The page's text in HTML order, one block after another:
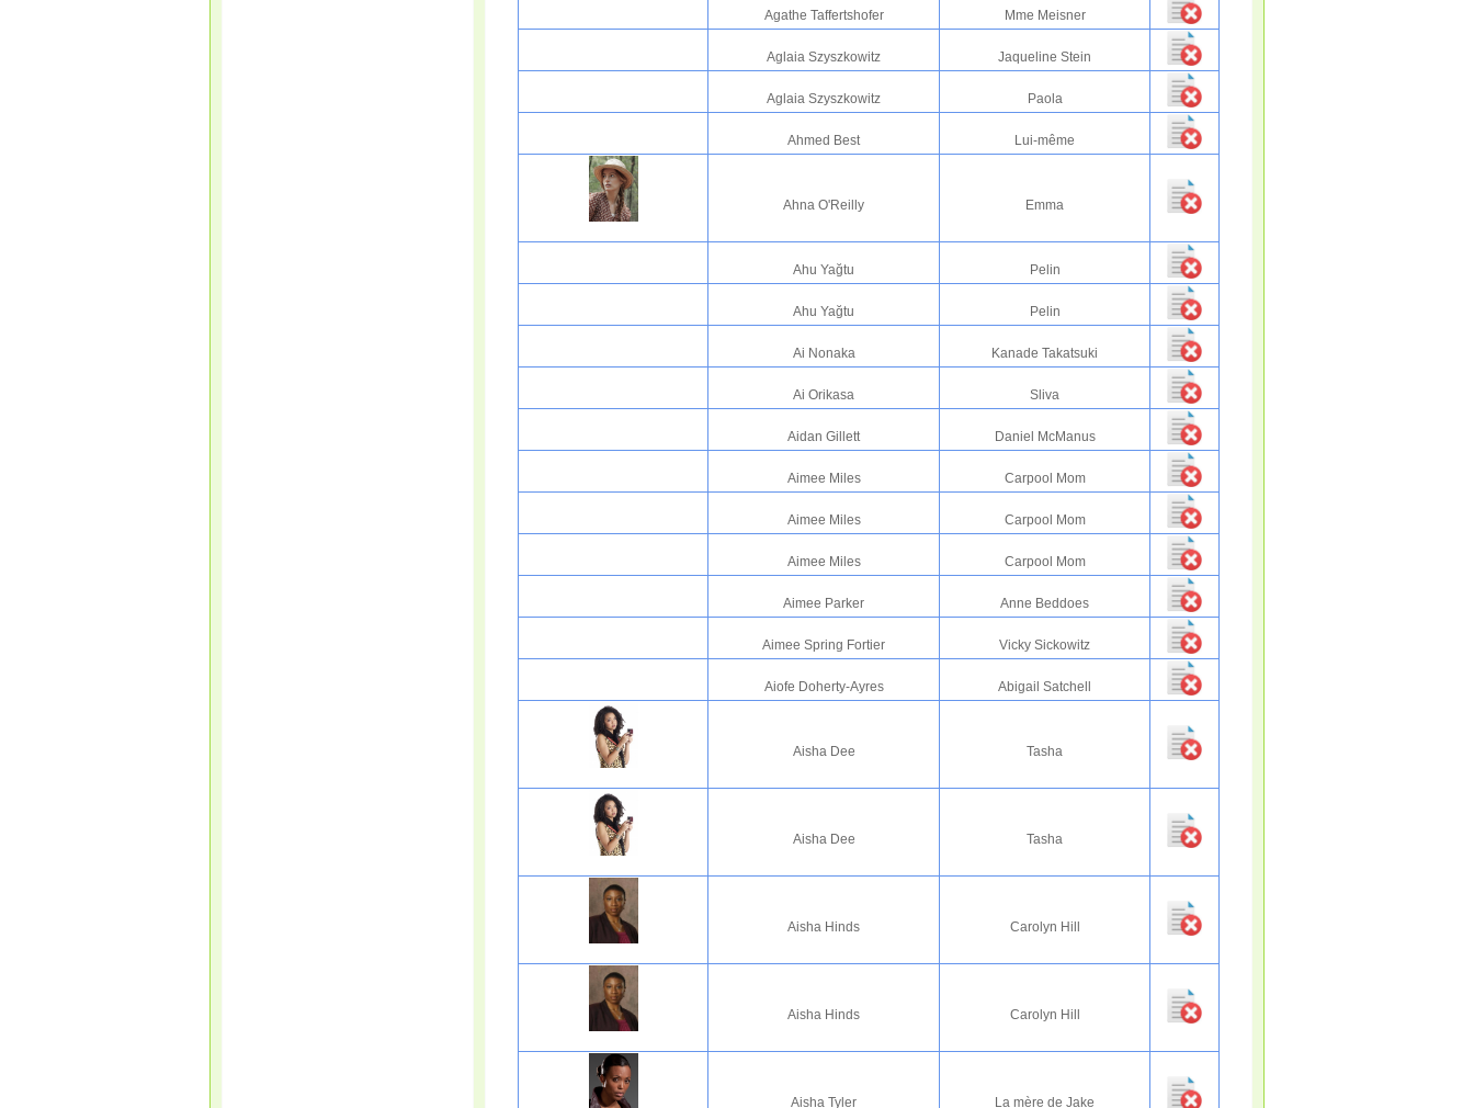
Agathe Taffertshofer Mme Meisner
Aglaia Szyszkowitz Jaqueline Stein
Aglaia Szyszkowitz Paola
Ahmed Best Lui-même
Ahna O'Reilly Emma
Ahu Yağtu Pelin
Ahu Yağtu Pelin
Ai Nonaka Kanade Takatsuki
Ai Orikasa Sliva
Aidan Gillett Daniel McManus
Aimee Miles Carpool Mom
Aimee Miles Carpool Mom
Aimee Miles Carpool Mom
Aimee Parker Anne Beddoes
Aimee Spring Fortier Vicky Sickowitz
Aiofe Doherty-Ayres Abigail Satchell
Aisha Dee Tasha
Aisha Dee Tasha
Aisha Hinds Carolyn Hill
Aisha Hinds Carolyn Hill
Aisha Tyler La mère de Jake